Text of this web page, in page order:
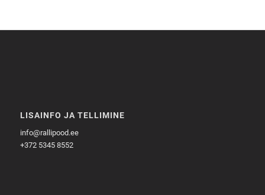
LISAINFO JA TELLIMINE
info@rallipood.ee
+372 5345 8552